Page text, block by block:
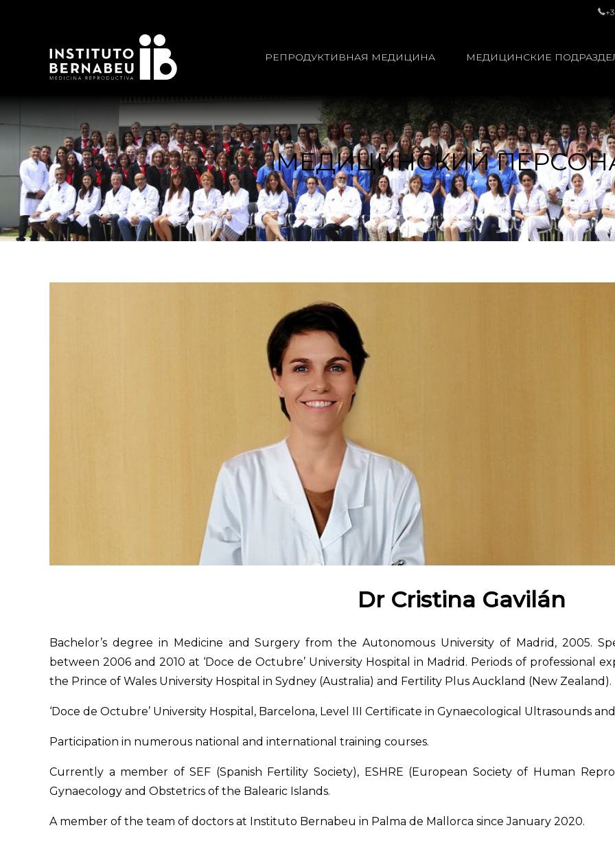
РЕПРОДУКТИВНАЯ МЕДИЦИНА МЕДИЦИНСКИЕ
МЕДИЦИНСКИЙ
Dr Cristina Gavilán
Bachelor’s degree in Medicine and Surgery from the Autonomous University of Madrid, 2005.
between 2006 and 2010 at ‘Doce de Octubre’ University Hospital in Madrid. Periods of professional
the Prince of Wales University Hospital in Sydney (Australia) and Fertility Plus Auckland (New Zealand).
‘Doce de Octubre’ University Hospital, Barcelona, Level III Certificate in Gynaecological Ultrasounds
Participation in numerous national and international training courses.
Currently a member of SEF (Spanish Fertility Society), ESHRE (European Society of Human
Gynaecology and Obstetrics of the Balearic Islands.
A member of the team of doctors at Instituto Bernabeu in Palma de Mallorca since January 2020.